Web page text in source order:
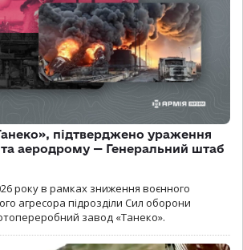
підтверджено ураження
аеродрому — Генеральний штаб
року в рамках зниження воєнного
агресора підрозділи Сил оборони
завод «Танеко».